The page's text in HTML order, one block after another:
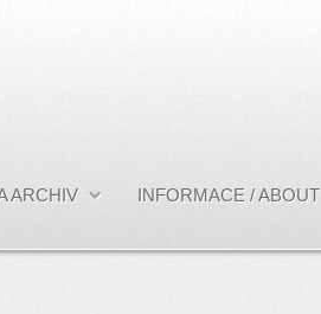
ARCHIV INFORMACE / ABOUT